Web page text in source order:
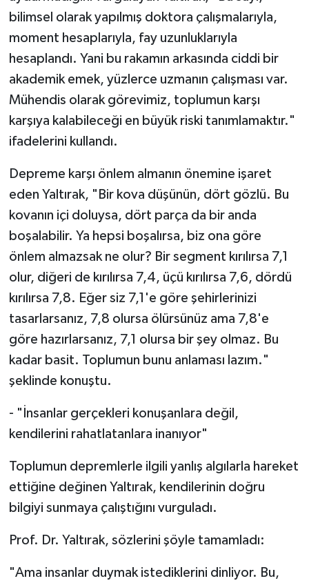
bilimsel olarak yapılmış doktora çalışmalarıyla,
moment hesaplarıyla, fay uzunluklarıyla
hesaplandı. Yani bu rakamın arkasında ciddi bir
akademik emek, yüzlerce uzmanın çalışması var.
Mühendis olarak görevimiz, toplumun karşı
karşıya kalabileceği en büyük riski tanımlamaktır."
ifadelerini kullandı.
Depreme karşı önlem almanın önemine işaret
eden Yaltırak, "Bir kova düşünün, dört gözlü. Bu
kovanın içi doluysa, dört parça da bir anda
boşalabilir. Ya hepsi boşalırsa, biz ona göre
önlem almazsak ne olur? Bir segment kırılırsa 7,1
olur, diğeri de kırılırsa 7,4, üçü kırılırsa 7,6, dördü
kırılırsa 7,8. Eğer siz 7,1'e göre şehirlerinizi
tasarlarsanız, 7,8 olursa ölürsünüz ama 7,8'e
göre hazırlarsanız, 7,1 olursa bir şey olmaz. Bu
kadar basit. Toplumun bunu anlaması lazım."
şeklinde konuştu.
- "İnsanlar gerçekleri konuşanlara değil,
kendilerini rahatlatanlara inanıyor"
Toplumun depremlerle ilgili yanlış algılarla hareket
ettiğine değinen Yaltırak, kendilerinin doğru
bilgiyi sunmaya çalıştığını vurguladı.
Prof. Dr. Yaltırak, sözlerini şöyle tamamladı:
"Ama insanlar duymak istediklerini dinliyor. Bu,